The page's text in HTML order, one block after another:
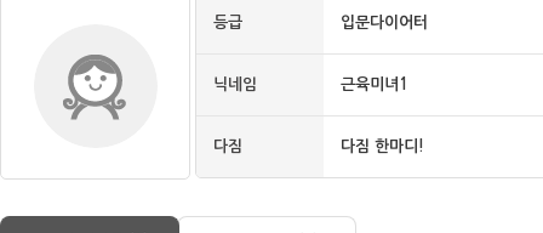
등급 입문다이어터
닉네임 근육미녀1
다짐 다짐 한마디!